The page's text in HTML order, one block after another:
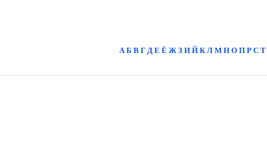
А Б В Г Д Е Ё Ж З И Й К Л М Н О П Р С Т